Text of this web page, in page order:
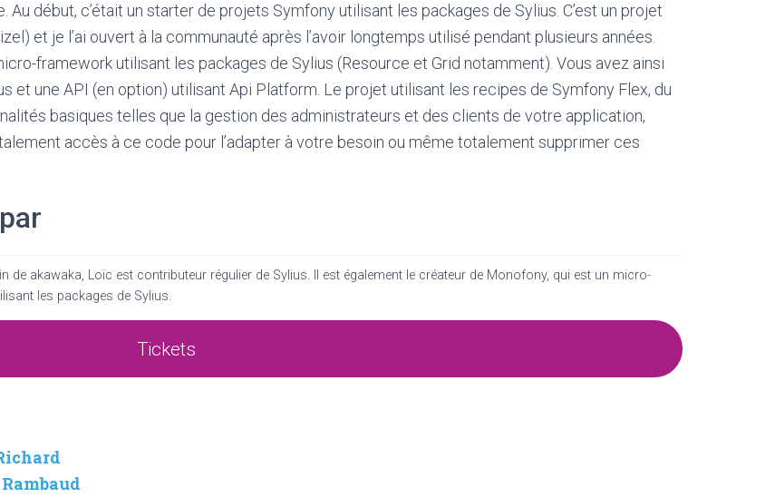
début, c’était un starter de projets Symfony utilisant les packages de Sylius. C’est un projet
et je l’ai ouvert à la communauté après l’avoir longtemps utilisé pendant plusieurs années.
framework utilisant les packages de Sylius (Resource et Grid notamment). Vous avez ainsi
et une API (en option) utilisant Api Platform. Le projet utilisant les recipes de Symfony Flex, du
basiques telles que la gestion des administrateurs et des clients de votre application,
accès à ce code pour l’adapter à votre besoin ou même totalement supprimer ces
de akawaka, Loïc est contributeur régulier de Sylius. Il est également le créateur de Monofony, qui est un micro-
les packages de Sylius.
Tickets